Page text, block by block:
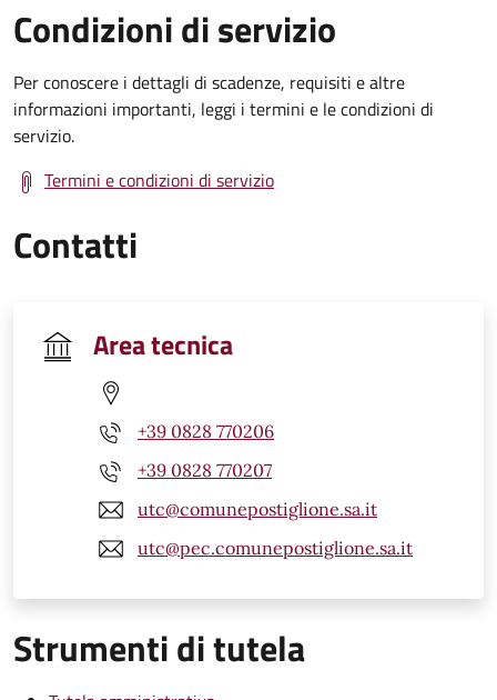
Condizioni di servizio
Per conoscere i dettagli di scadenze, requisiti e altre
informazioni importanti, leggi i termini e le condizioni di
servizio.
Termini e condizioni di servizio
Contatti
Area tecnica
+39 0828 770206
+39 0828 770207
utc@comunepostiglione.sa.it
utc@pec.comunepostiglione.sa.it
Strumenti di tutela